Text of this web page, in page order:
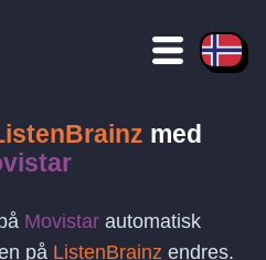
med
Movistar automatisk
på ListenBrainz endres.